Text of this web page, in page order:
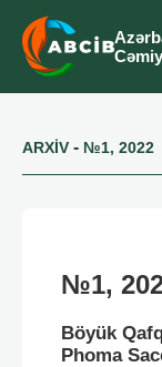
ARXİV - №1, 2022
№1,
Böyük
Phoma